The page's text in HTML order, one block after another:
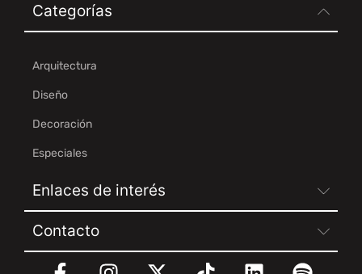
Categorías
Arquitectura
Diseño
Decoración
Especiales
Enlaces de interés
Contacto